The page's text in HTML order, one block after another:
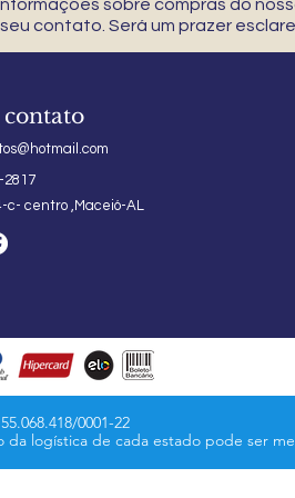
sobre compras do
contato. Será um prazer
2817
c- centro ,Maceió-AL
55.068.418/0001-22
logística de cada estado pode ser